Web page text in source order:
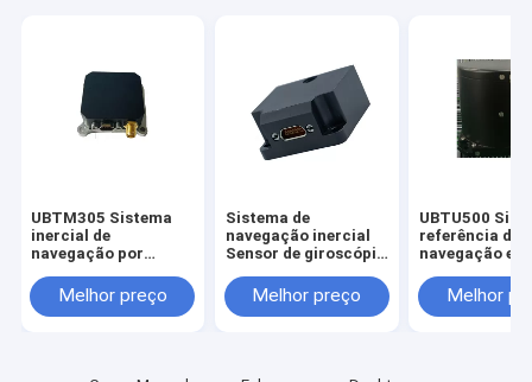
UBTM305 Sistema
inercial de
navegação por
giroscópio FOG e
sensores de fibra
Melhor preço
Sistema de
navegação inercial
Sensor de giroscópio
Atitude estável
Giroscópio FOG
Melhor preço
UBTU500
referência de
navegação e
giroscópio de
óptica
Melhor